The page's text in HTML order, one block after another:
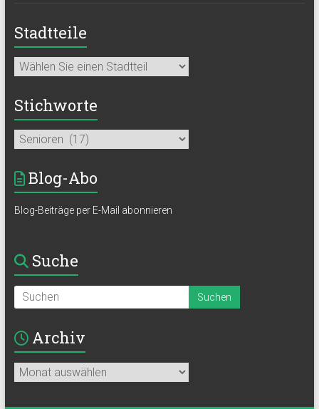
Stadtteile
Stichworte
Blog-Abo
Blog-Beiträge per E-Mail abonnieren
Suche
Archiv
Archiv